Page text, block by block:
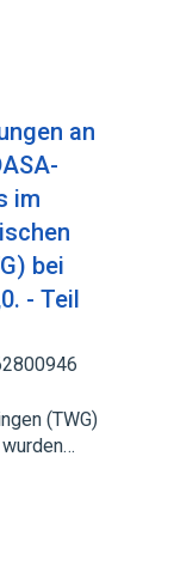
an
im
bei
- Teil
(TWG)